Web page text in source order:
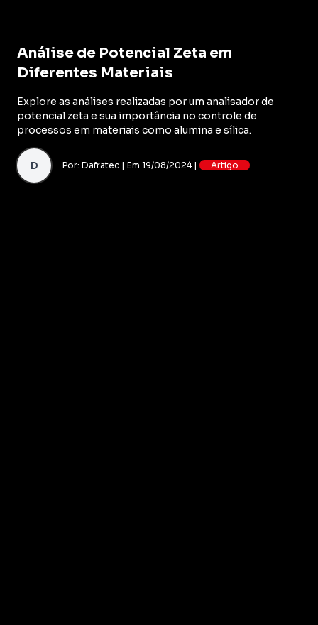
Análise de Potencial Zeta em
Diferentes Materiais
Explore as análises realizadas por um analisador de
potencial zeta e sua importância no controle de
processos em materiais como alumina e sílica.
D Por: Dafratec | Em 19/08/2024 | Artigo